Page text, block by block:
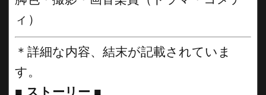
ィ）
＊詳細な内容、結末が記載されていま
す。
■ ストーリー ■